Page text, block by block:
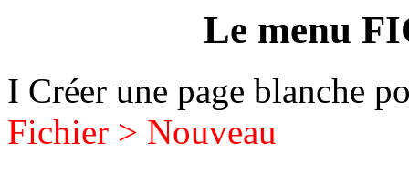
Le menu
I Créer une page blanche
Fichier > Nouveau